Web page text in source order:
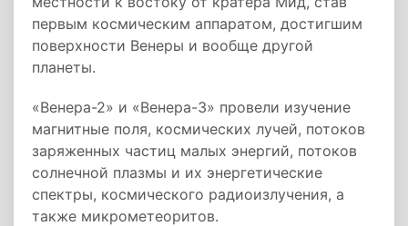
первым космическим аппаратом, достигшим
поверхности Венеры и вообще другой
планеты.
«Венера-2» и «Венера-3» провели изучение
магнитные поля, космических лучей, потоков
заряженных частиц малых энергий, потоков
солнечной плазмы и их энергетические
спектры, космического радиоизлучения, а
также микрометеоритов.